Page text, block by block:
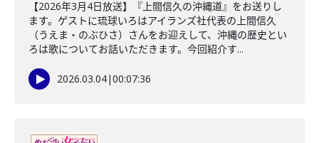
【2026年3月4日放送】『上間信久の沖縄道』をお送りし
ます。ゲストに琉球いろはアイランズ社代表の上間信久
（うえま・のぶひさ）さんをお迎えして、沖縄の歴史とい
ろは歌についてお話いただきます。今回紹介す...
2026.03.04|00:07:36